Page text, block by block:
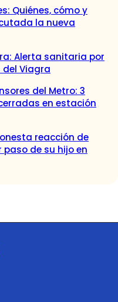
Quiénes, cómo y
la nueva
Alerta sanitaria por
Viagra
del Metro: 3
en estación
reacción de
de su hijo en